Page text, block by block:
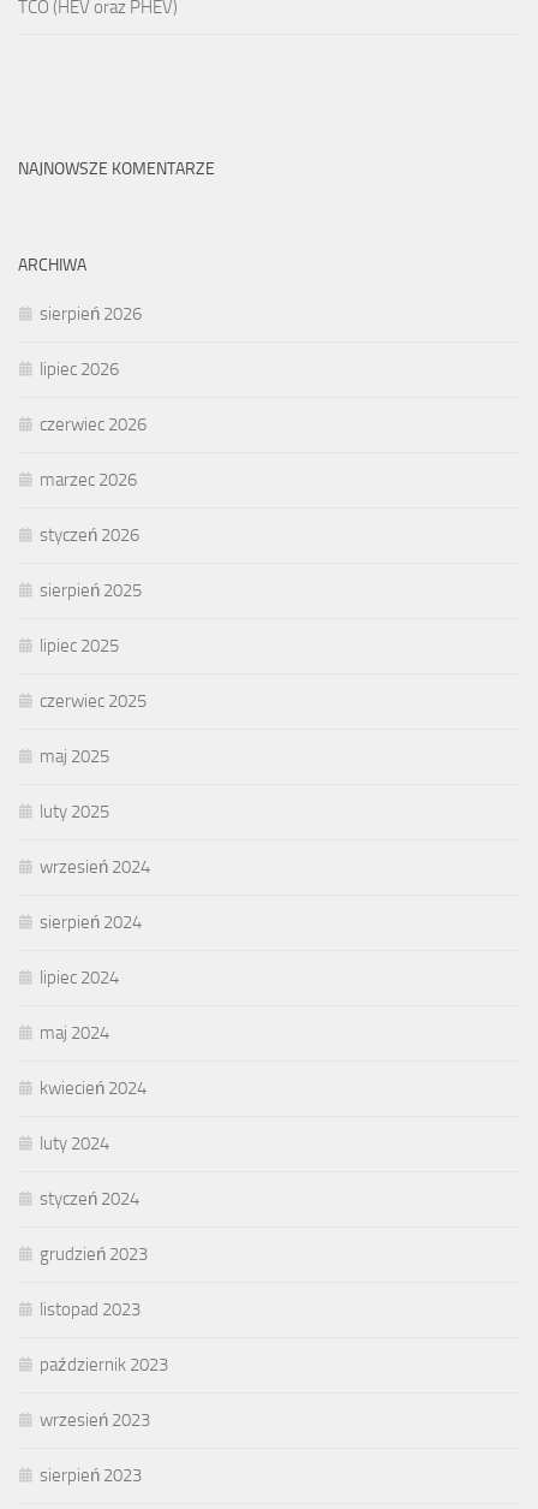
TCO (HEV oraz PHEV)
NAJNOWSZE KOMENTARZE
ARCHIWA
sierpień 2026
lipiec 2026
czerwiec 2026
marzec 2026
styczeń 2026
sierpień 2025
lipiec 2025
czerwiec 2025
maj 2025
luty 2025
wrzesień 2024
sierpień 2024
lipiec 2024
maj 2024
kwiecień 2024
luty 2024
styczeń 2024
grudzień 2023
listopad 2023
październik 2023
wrzesień 2023
sierpień 2023